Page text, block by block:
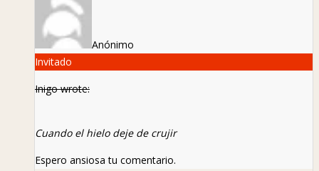
Anónimo
Invitado
Inigo wrote:
Cuando el hielo deje de crujir
Espero ansiosa tu comentario.